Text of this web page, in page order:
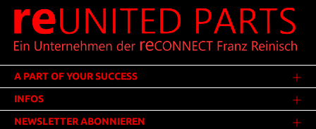
A PART OF YOUR SUCCESS
INFOS
NEWSLETTER ABONNIEREN